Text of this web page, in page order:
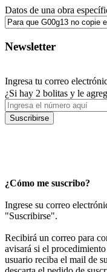
Datos de una obra
Newsletter
Ingresa tu correo
¿Si hay 2 bolitas y le
Suscribirse
¿Cómo me suscribo?
Ingrese su correo
"Suscribirse".
Recibirá un correo para
avisará si el
usuario reciba el mail de